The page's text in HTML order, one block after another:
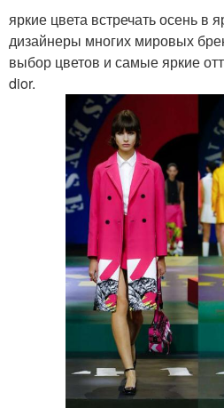
яркие цвета встречать осень в
дизайнеры многих мировых
выбор цветов и самые яркие
dior.